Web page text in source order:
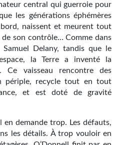
central qui guerroie pour
les générations éphémères
bord, naissent et meurent tout
son contrôle… Comme dans
Samuel Delany, tandis que le
la Terre a inventé la
Ce vaisseau rencontre des
périple, recycle tout en tout
et est doté de gravité
en demande trop. Les défauts,
les détails. À trop vouloir en